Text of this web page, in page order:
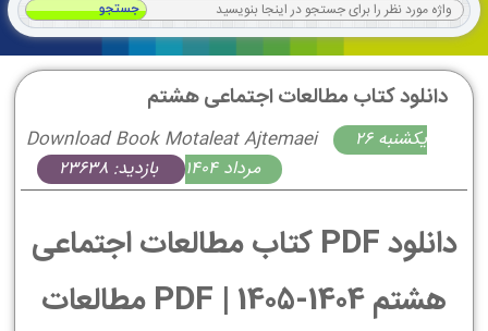
دانلود کتاب مطالعات اجتماعی هشتم
Download Book Motaleat Ajtemaei
يكشنبه 26
مرداد 1404
بازدید: 23638
دانلود PDF کتاب مطالعات اجتماعی
هشتم 1404-1405 | PDF مطالعات